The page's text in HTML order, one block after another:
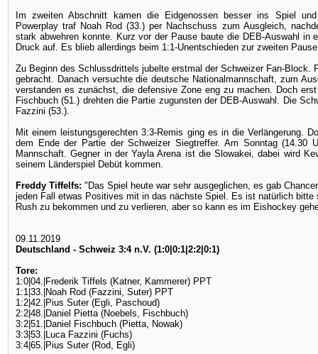
Im zweiten Abschnitt kamen die Eidgenossen besser ins Spiel
Powerplay traf Noah Rod (33.) per Nachschuss zum Ausgleich,
stark abwehren konnte. Kurz vor der Pause baute die DEB-Auswahl in
Druck auf. Es blieb allerdings beim 1:1-Unentschieden zur zweiten
Zu Beginn des Schlussdrittels jubelte erstmal der Schweizer Fan-Block.
gebracht. Danach versuchte die deutsche Nationalmannschaft, zum
verstanden es zunächst, die defensive Zone eng zu machen. Doch
Fischbuch (51.) drehten die Partie zugunsten der DEB-Auswahl. Die
Fazzini (53.).
Mit einem leistungsgerechten 3:3-Remis ging es in die Verlängerung.
dem Ende der Partie der Schweizer Siegtreffer. Am Sonntag (14.30
Mannschaft. Gegner in der Yayla Arena ist die Slowakei, dabei wird
seinem Länderspiel Debüt kommen.
Freddy Tiffelfs: "Das Spiel heute war sehr ausgeglichen, es gab
jeden Fall etwas Positives mit in das nächste Spiel. Es ist natürlich bitte
Rush zu bekommen und zu verlieren, aber so kann es im Eishockey
09.11.2019
Deutschland - Schweiz 3:4 n.V. (1:0|0:1|2:2|0:1)
Tore:
1:0|04.|Frederik Tiffels (Katner, Kammerer) PPT
1:1|33.|Noah Rod (Fazzini, Suter) PPT
1:2|42.|Pius Suter (Egli, Paschoud)
2:2|48.|Daniel Pietta (Noebels, Fischbuch)
3:2|51.|Daniel Fischbuch (Pietta, Nowak)
3:3|53.|Luca Fazzini (Fuchs)
3:4|65.|Pius Suter (Rod, Egli)